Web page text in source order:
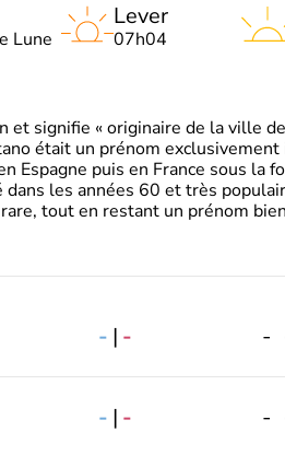
Lune
Lever
07h04
et signifie « originaire de la ville
était un prénom
Espagne puis en France sous la
les années 60 et très
tout en restant un prénom
- | - -
- | - -